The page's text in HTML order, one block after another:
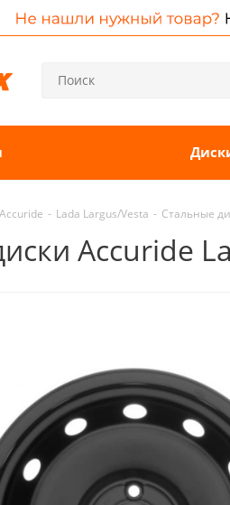
Accuride - Lada Largus/Vesta - Стальные
Accuride